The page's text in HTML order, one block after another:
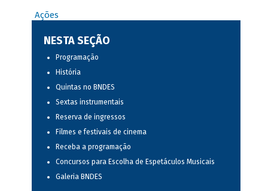
Ações
NESTA SEÇÃO
Programação
História
Quintas no BNDES
Sextas instrumentais
Reserva de ingressos
Filmes e festivais de cinema
Receba a programação
Concursos para Escolha de Espetáculos Musicais
Galeria BNDES